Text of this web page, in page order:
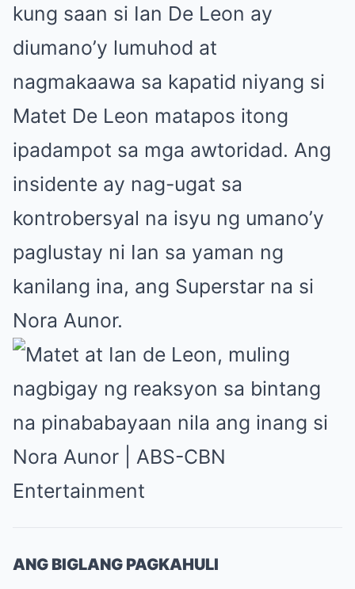
kung saan si Ian De Leon ay
diumano’y lumuhod at
nagmakaawa sa kapatid niyang si
Matet De Leon matapos itong
ipadampot sa mga awtoridad. Ang
insidente ay nag-ugat sa
kontrobersyal na isyu ng umano’y
paglustay ni Ian sa yaman ng
kanilang ina, ang Superstar na si
Nora Aunor.
ANG BIGLANG PAGKAHULI